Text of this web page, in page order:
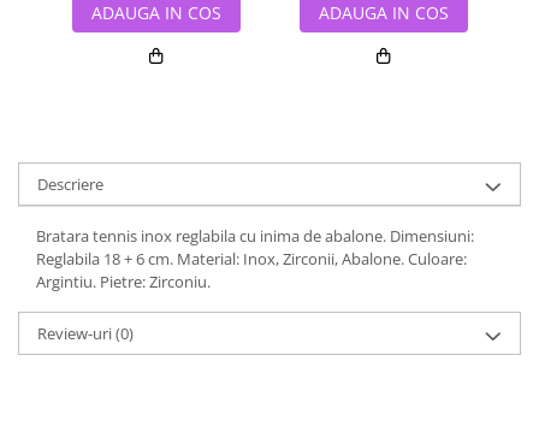
ADAUGA IN COS ADAUGA IN COS
Descriere
Bratara tennis inox reglabila cu inima de abalone. Dimensiuni:
Reglabila 18 + 6 cm. Material: Inox, Zirconii, Abalone. Culoare:
Argintiu. Pietre: Zirconiu.
Review-uri(0)